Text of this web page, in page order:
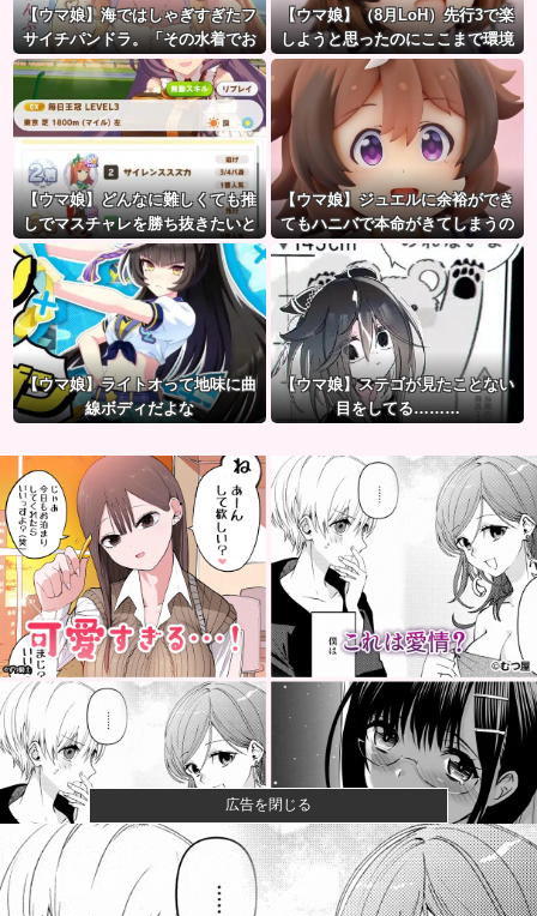
【ウマ娘】海ではしゃぎすぎたフ
サイチパンドラ。「その水着でお
んぶはマズイ…」
【ウマ娘】（8月LoH）先行3で楽
しようと思ったのにここまで環境
が変わるとは思わなかったのだ…
【ウマ娘】どんなに難しくても推
しでマスチャレを勝ち抜きたいと
か眩しすぎるだろ…
【ウマ娘】ジュエルに余裕ができ
てもハニバで本命がきてしまうの
だ。
【ウマ娘】ライトオって地味に曲
線ボディだよな
【ウマ娘】ステゴが見たことない
目をしてる………
広告を閉じる